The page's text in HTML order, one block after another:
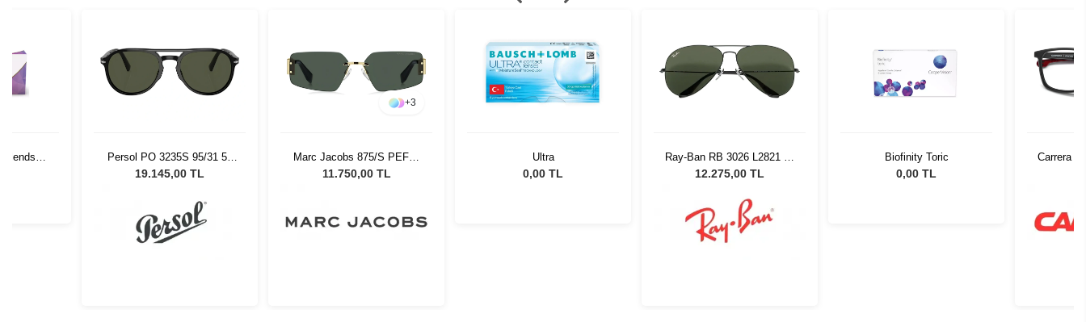
Persol PO 3235S 95/31 55
Unisex Güneş Gözlüğü
19.145,00 TL
+3
Marc Jacobs 875/S PEF59
Kadın Güneş Gözlüğü
11.750,00 TL
Ultra
0,00 TL
Ray-Ban RB 3026 L2821 62
Unisex Güneş Gözlüğü
12.275,00 TL
Biofinity Toric
0,00 TL
Carrera